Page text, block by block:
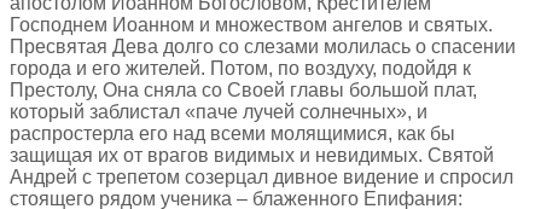
Господнем Иоанном и множеством ангелов и святых.
Пресвятая Дева долго со слезами молилась о спасении
города и его жителей. Потом, по воздуху, подойдя к
Престолу, Она сняла со Своей главы большой плат,
который заблистал «паче лучей солнечных», и
распростерла его над всеми молящимися, как бы
защищая их от врагов видимых и невидимых. Святой
Андрей с трепетом созерцал дивное видение и спросил
стоящего рядом ученика – блаженного Епифания: